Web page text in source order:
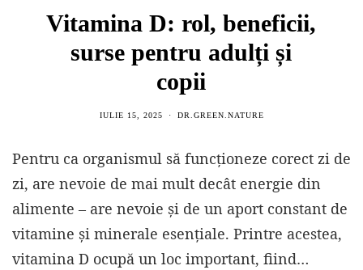
Vitamina D: rol, beneficii,
surse pentru adulți și
copii
IULIE 15, 2025 DR.GREEN.NATURE
Pentru ca organismul să funcționeze corect zi de
zi, are nevoie de mai mult decât energie din
alimente – are nevoie și de un aport constant de
vitamine și minerale esențiale. Printre acestea,
vitamina D ocupă un loc important, fiind…